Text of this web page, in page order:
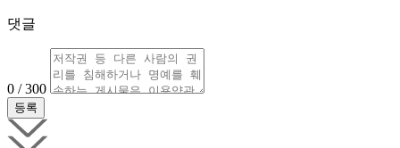
댓글
0 / 300